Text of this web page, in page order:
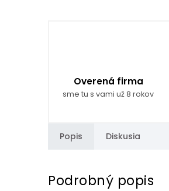
Overená firma
sme tu s vami už 8 rokov
Popis Diskusia
Podrobný popis